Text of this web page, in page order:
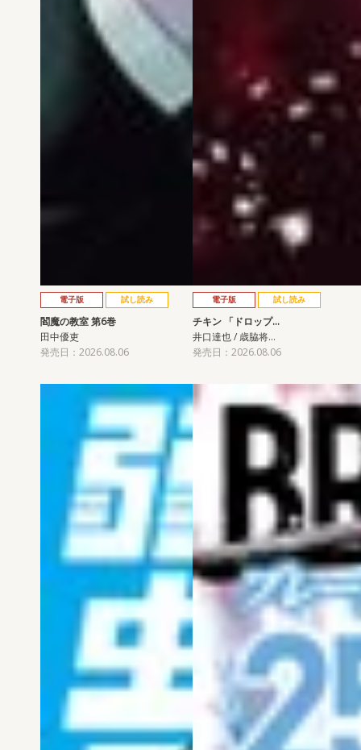
電子版 試し読み
閻魔の教室 第6巻
田中優吏
発売日：2026.08.06
電子版 試し読み
チキン 「ドロップ…
井口達也 / 歳脇将…
発売日：2026.08.06